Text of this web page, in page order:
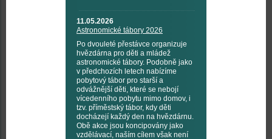
11.05.2026
Astronomické tábory 2026
Po dvouleté přestávce organizuje
hvězdárna pro děti a mládež
astronomické tábory. Podobně jako
v předchozích letech nabízíme
pobytový tábor pro starší a
odvážnější děti, které se nebojí
vícedenního pobytu mimo domov, i
tzv. příměstský tábor, kdy děti
docházejí každý den na hvězdárnu.
Obě akce jsou koncipovány jako
vzdělávací, naším cílem však není